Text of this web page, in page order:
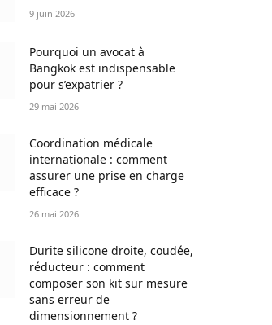
9 juin 2026
Pourquoi un avocat à
Bangkok est indispensable
pour s’expatrier ?
29 mai 2026
Coordination médicale
internationale : comment
assurer une prise en charge
efficace ?
26 mai 2026
Durite silicone droite, coudée,
réducteur : comment
composer son kit sur mesure
sans erreur de
dimensionnement ?